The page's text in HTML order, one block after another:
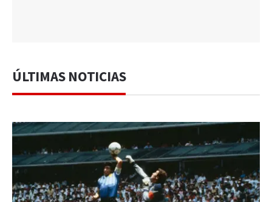
ÚLTIMAS NOTICIAS